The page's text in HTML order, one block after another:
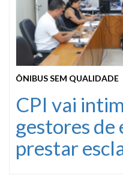
ÔNIBUS SEM QUALIDADE
CPI vai
gestores de
prestar